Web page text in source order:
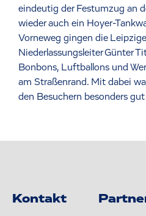
eindeutig der Festumzug an
wieder auch ein Hoyer-
Vorneweg gingen die
Niederlassungsleiter Günter
Bonbons, Luftballons und
am Straßenrand. Mit dabei
den Besuchern besonders
Kontakt